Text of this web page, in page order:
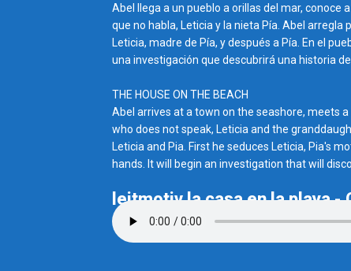
Abel llega a un pueblo a orillas del mar, conoce
que no habla, Leticia y la nieta Pía. Abel
Leticia, madre de Pía, y después a Pía. En el
una investigación que descubrirá una historia
THE HOUSE ON THE BEACH
Abel arrives at a town on the seashore, meets
who does not speak, Leticia and the
Leticia and Pia. First he seduces Leticia, Pia's
hands. It will begin an investigation that will
leitmotiv la casa en la playa -